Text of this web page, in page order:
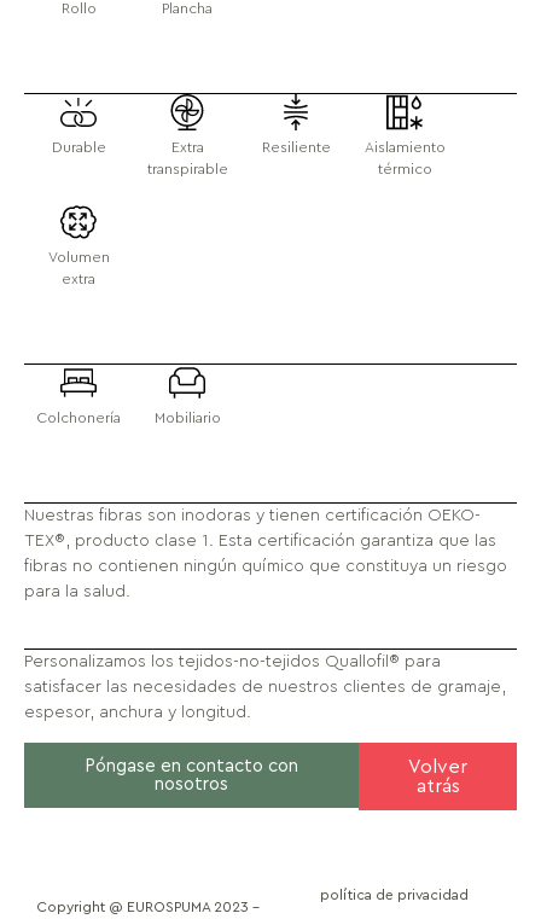
Rollo Plancha
Durable
Extra
transpirable
Resiliente
Aislamiento
térmico
Volumen
extra
Colchonería Mobiliario
Nuestras fibras son inodoras y tienen certificación OEKO-
TEX®, producto clase 1. Esta certificación garantiza que las
fibras no contienen ningún químico que constituya un riesgo
para la salud.
Personalizamos los tejidos-no-tejidos Quallofil® para
satisfacer las necesidades de nuestros clientes de gramaje,
espesor, anchura y longitud.
Póngase en contacto con
nosotros
Volver
atrás
Copyright @ EUROSPUMA 2023 –
política de privacidad